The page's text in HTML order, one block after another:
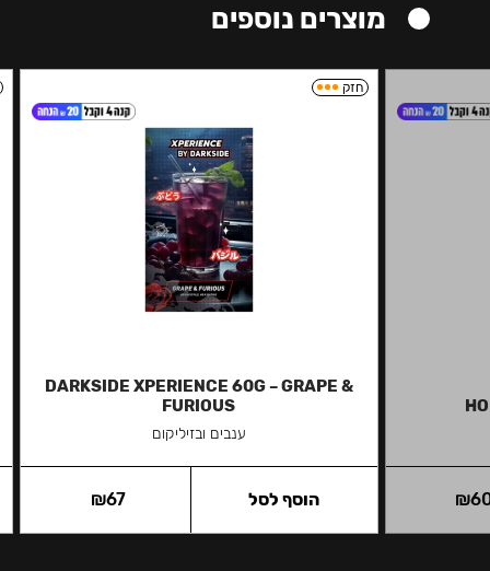
מוצרים נוספים
₪
חזק
DARKSIDE XPERIENCE 60G – GRAPE &
FURIOUS
ענבים ובזיליקום
₪67 הוסף לסל